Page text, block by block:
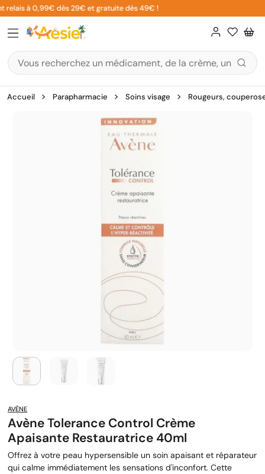
Aller
au
contenu
à 0,99€ dès 29€ et gratuite dès 49€ !
Accueil Parapharmacie Soins visage Rougeurs,
AVÈNE
Avène Tolerance Control Crème
Apaisante Restauratrice 40ml
Offrez à votre peau hypersensible un soin apaisant et réparateur
qui calme immédiatement les sensations d'inconfort. Cette